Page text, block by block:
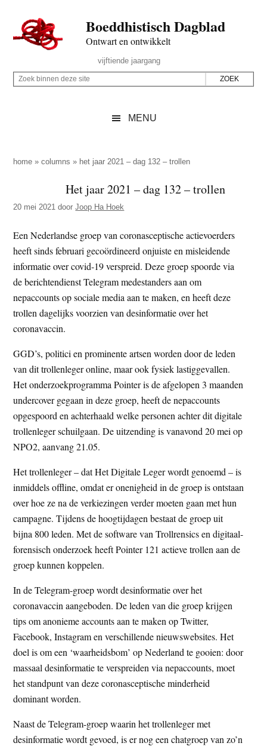
naar
de
inhoud
secondary
naar
de
sidebar
naar
de
Boeddhistisch Dagblad
Ontwart en ontwikkelt
Rechts
vijftiende jaargang
Z
p
z
e
s
i
t
e
Z
i
e
d
e
z
e
s
i
t
MENU
home »columns » het jaar 2021 – dag 132 – trollen
Het jaar 2021 – dag 132 – trollen
20 mei 2021 doorJoop Ha Hoek
Een Nederlandse groep van coronasceptische actievoerders
heeft sinds februari gecoördineerd onjuiste en misleidende
informatie over covid-19 verspreid. Deze groep spoorde via
de berichtendienst Telegram medestanders aan om
nepaccounts op sociale media aan te maken, en heeft deze
trollen dagelijks voorzien van desinformatie over het
coronavaccin.
GGD’s, politici en prominente artsen worden door de leden
van dit trollenleger online, maar ook fysiek lastiggevallen.
Het onderzoekprogramma Pointer is de afgelopen 3 maanden
undercover gegaan in deze groep, heeft de nepaccounts
opgespoord en achterhaald welke personen achter dit digitale
trollenleger schuilgaan. De uitzending is vanavond 20 mei op
NPO2, aanvang 21.05.
Het trollenleger – dat Het Digitale Leger wordt genoemd – is
inmiddels offline, omdat er onenigheid in de groep is ontstaan
over hoe ze na de verkiezingen verder moeten gaan met hun
campagne. Tijdens de hoogtijdagen bestaat de groep uit
bijna 800 leden. Met de software van Trollrensics en digitaal-
forensisch onderzoek heeft Pointer 121 actieve trollen aan de
groep kunnen koppelen.
In de Telegram-groep wordt desinformatie over het
coronavaccin aangeboden. De leden van die groep krijgen
tips om anonieme accounts aan te maken op Twitter,
Facebook, Instagram en verschillende nieuwswebsites. Het
doel is om een ‘waarheidsbom’ op Nederland te gooien: door
massaal desinformatie te verspreiden via nepaccounts, moet
het standpunt van deze coronasceptische minderheid
dominant worden.
Naast de Telegram-groep waarin het trollenleger met
desinformatie wordt gevoed, is er nog een chatgroep van zo’n